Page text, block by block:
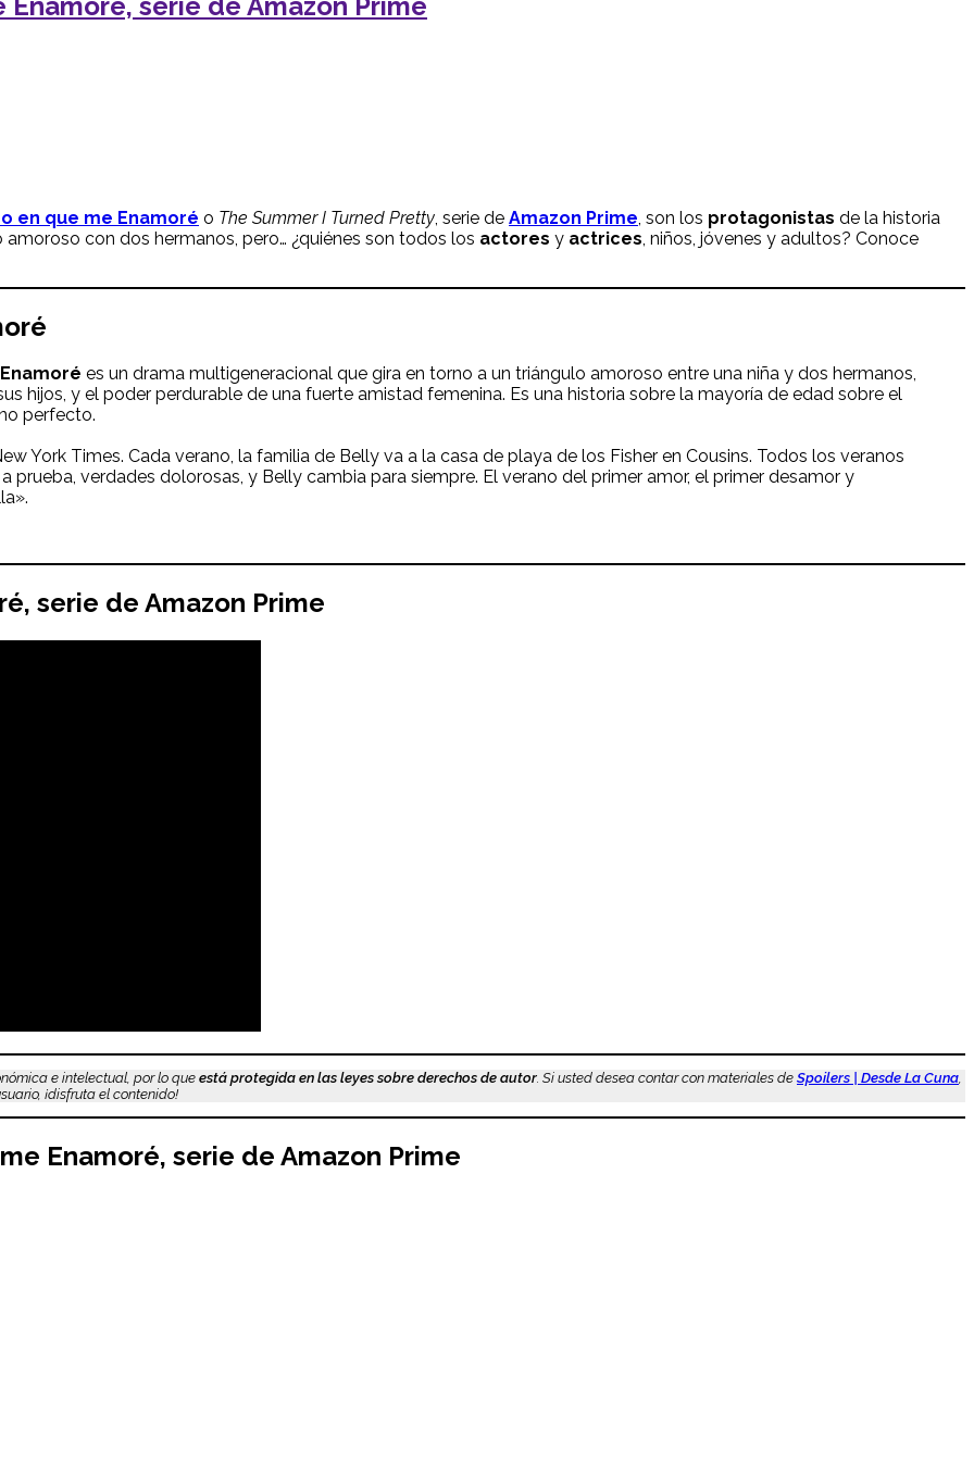
en que me Enamoré o The Summer I Turned Pretty , serie de Amazon Prime , son los protagonistas de la historia
con dos hermanos, pero… ¿quiénes son todos los actores y actrices , niños, jóvenes y adultos? Conoce
es un drama multigeneracional que gira en torno a un triángulo amoroso entre una niña y dos hermanos,
hijos, y el poder perdurable de una fuerte amistad femenina. Es una historia sobre la mayoría de edad sobre el
perfecto.
York Times. Cada verano, la familia de Belly va a la casa de playa de los Fisher en Cousins. Todos los veranos
prueba, verdades dolorosas, y Belly cambia para siempre. El verano del primer amor, el primer desamor y
, serie de Amazon Prime
e intelectual, por lo que está protegida en las leyes sobre derechos de autor. Si usted desea contar con materiales de Spoilers | Desde La Cuna,
¡disfruta el contenido!
Enamoré, serie de Amazon Prime